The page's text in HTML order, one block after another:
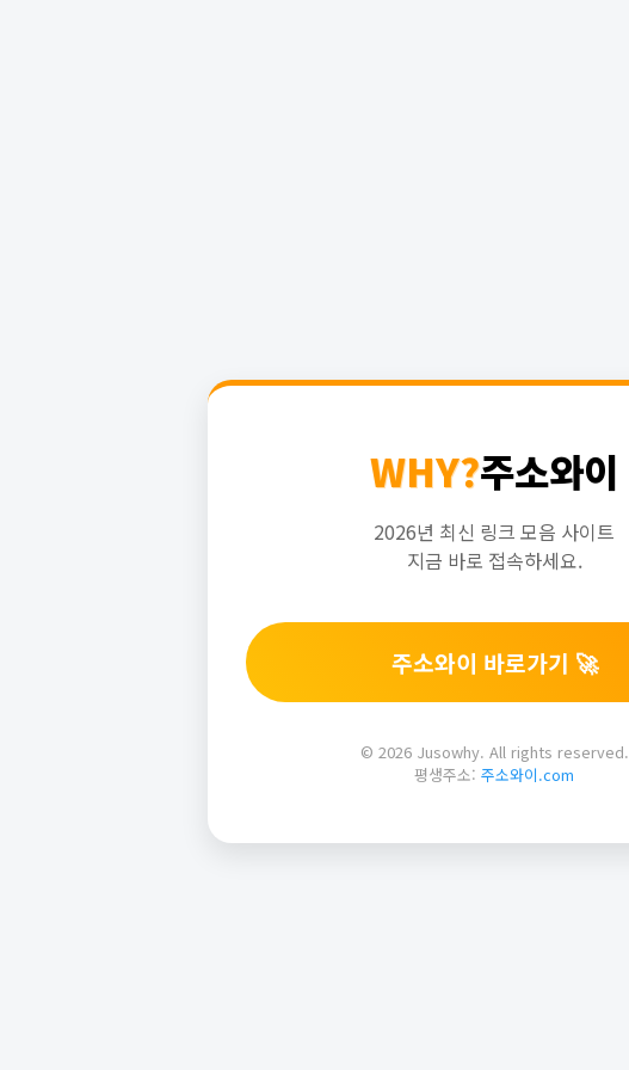
WHY?주소와이
2026년 최신 링크 모음 사이트
지금 바로 접속하세요.
주소와이 바로가기 🚀
© 2026 Jusowhy. All rights reserved.
평생주소: 주소와이.com